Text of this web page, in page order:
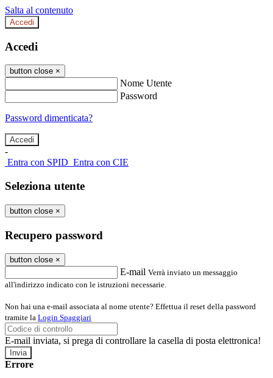
Salta al contenuto
Accedi
Accedi
button close ×
Nome Utente
Password
Password dimenticata?
-
Entra con SPID Entra con CIE
Seleziona utente
button close ×
Recupero password
button close ×
E-mail Verrà inviato un messaggio
all'indirizzo indicato con le istruzioni necessarie.
Non hai una e-mail associata al nome utente? Effettua il reset della password
tramite la Login Spaggiari
E-mail inviata, si prega di controllare la casella di posta elettronica!
Errore